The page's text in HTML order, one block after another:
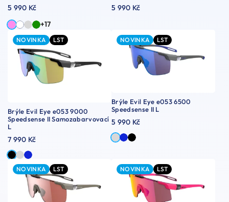
5 990 Kč
+17
5 990 Kč
NOVINKA LST
Brýle Evil Eye e053 9000
Speedsense II Samozabarvovací
L
7 990 Kč
NOVINKA LST
Brýle Evil Eye e053 6500
Speedsense II L
5 990 Kč
NOVINKA LST NOVINKA LST